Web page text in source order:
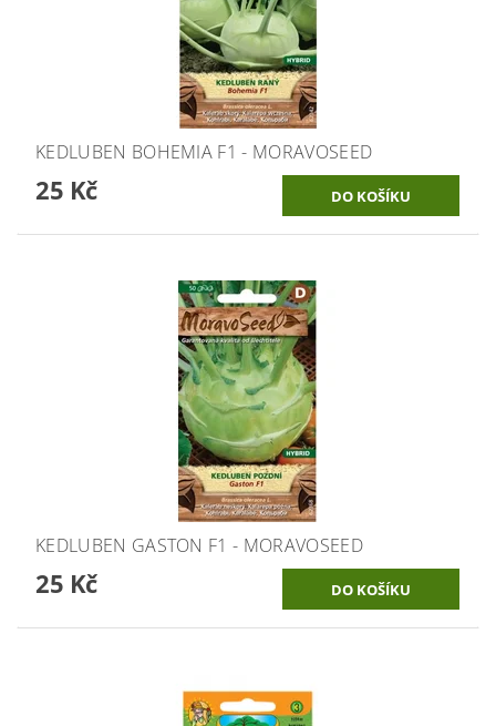
KEDLUBEN BOHEMIA F1 - MORAVOSEED
25 Kč
KEDLUBEN GASTON F1 - MORAVOSEED
25 Kč